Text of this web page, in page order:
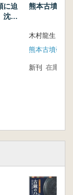
古学会の設
磨
ーイ・ガー
の憧憬
に迫
沈目
熊本古墳研
木村龍生 編
熊本古墳研究
新刊 在庫なし